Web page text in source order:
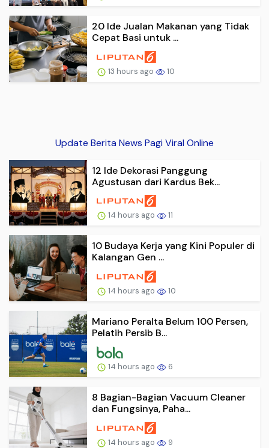
20 Ide Jualan Makanan yang Tidak
Cepat Basi untuk ...
13 hours ago 10
Update Berita News Pagi Viral Online
12 Ide Dekorasi Panggung
Agustusan dari Kardus Bek...
14 hours ago 11
10 Budaya Kerja yang Kini Populer di
Kalangan Gen ...
14 hours ago 10
Mariano Peralta Belum 100 Persen,
Pelatih Persib B...
14 hours ago 6
8 Bagian-Bagian Vacuum Cleaner
dan Fungsinya, Paha...
14 hours ago 9